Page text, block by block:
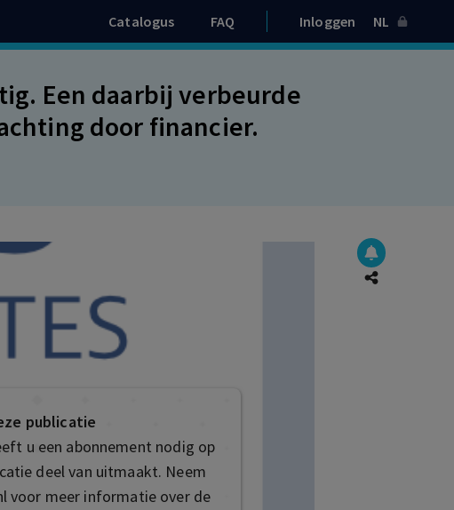
Catalogus FAQ Inloggen NL
Een daarbij verbeurde
door financier.
publicatie
u een abonnement nodig op
deel van uitmaakt. Neem
voor meer informatie over de